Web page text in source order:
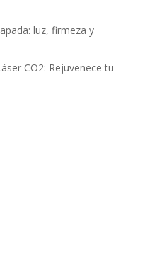
luz, firmeza y
CO2: Rejuvenece tu